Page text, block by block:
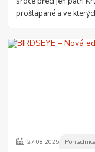
prošlapané a ve
27.08.2025